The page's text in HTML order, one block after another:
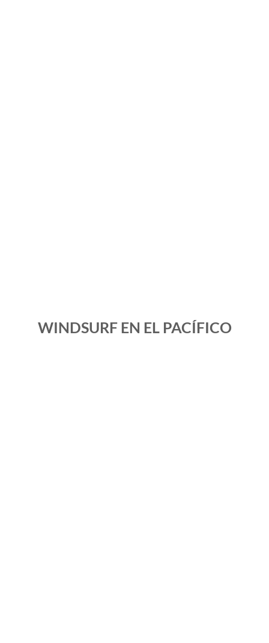
WINDSURF EN EL PACÍFICO